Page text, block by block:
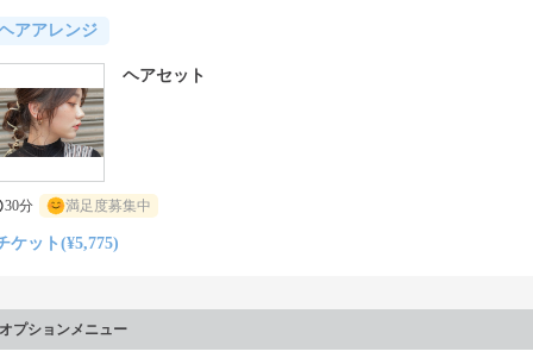
アアレンジ
ヘアセット
30分 満足度募集中
ケット(¥5,775)
プションメニュー